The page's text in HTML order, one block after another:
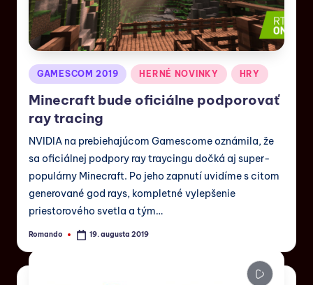
GAMESCOM 2019 HERNÉ NOVINKY HRY
Minecraft bude oficiálne podporovať
ray tracing
NVIDIA na prebiehajúcom Gamescome oznámila, že
sa oficiálnej podpory ray traycingu dočká aj super-
populárny Minecraft. Po jeho zapnutí uvidíme s citom
generované god rays, kompletné vylepšenie
priestorového svetla a tým…
Romando 19. augusta 2019